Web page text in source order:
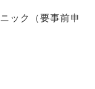
ック（要事前申